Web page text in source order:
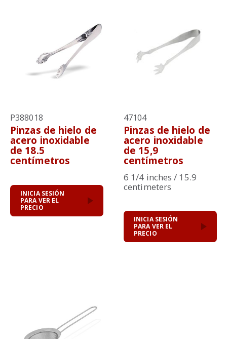
P388018
Pinzas de hielo de
acero inoxidable
de 18.5
centímetros
INICIA SESIÓN
PARA VER EL
PRECIO
47104
Pinzas de hielo de
acero inoxidable
de 15,9
centímetros
6 1/4 inches / 15.9
centimeters
INICIA SESIÓN
PARA VER EL
PRECIO